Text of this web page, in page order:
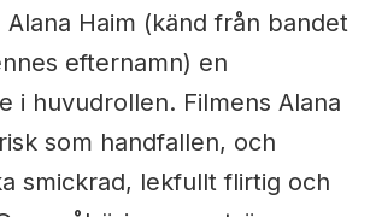
Haim (känd från bandet
efternamn) en
i huvudrollen. Filmens Alana
som handfallen, och
smickrad, lekfullt flirtig och